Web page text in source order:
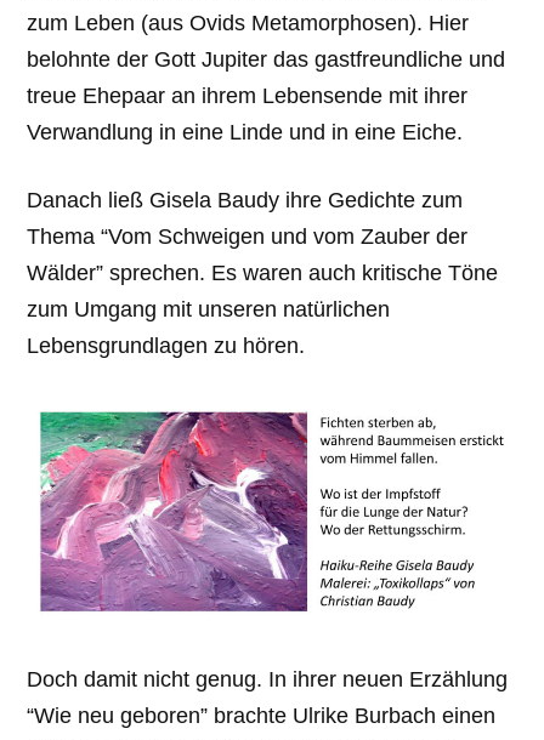
zum Leben (aus Ovids Metamorphosen). Hier
belohnte der Gott Jupiter das gastfreundliche und
treue Ehepaar an ihrem Lebensende mit ihrer
Verwandlung in eine Linde und in eine Eiche.
Danach ließ Gisela Baudy ihre Gedichte zum
Thema “Vom Schweigen und vom Zauber der
Wälder” sprechen. Es waren auch kritische Töne
zum Umgang mit unseren natürlichen
Lebensgrundlagen zu hören.
Doch damit nicht genug. In ihrer neuen Erzählung
“Wie neu geboren” brachte Ulrike Burbach einen